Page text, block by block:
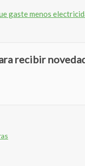
recibir